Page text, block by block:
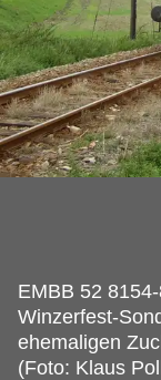
EMBB 52
Winzerfest-
ehemaligen
(Foto: Klaus